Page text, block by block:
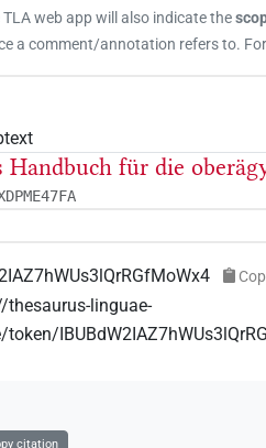
web app will also indicate the
a comment/annotation refers to.
für die
thesaurus-linguae-
citation